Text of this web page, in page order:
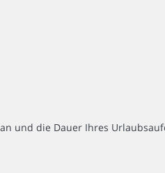
und die Dauer Ihres